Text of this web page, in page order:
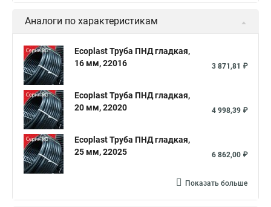
Аналоги по характеристикам
Ecoplast Труба ПНД гладкая,
16 мм, 22016
3 871,81 ₽
Ecoplast Труба ПНД гладкая,
20 мм, 22020
4 998,39 ₽
Ecoplast Труба ПНД гладкая,
25 мм, 22025
6 862,00 ₽
Показать больше